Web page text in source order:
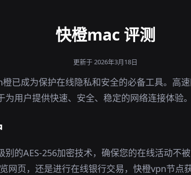
快橙mac 评测
更新于 2026年3月18日
已成为保护在线隐私和安全的必备工具。高
用户提供快速、安全、稳定的网络连接体验。
别的AES-256加密技术，确保您的在线活动不
网页，还是进行在线银行交易，快橙vpn节点